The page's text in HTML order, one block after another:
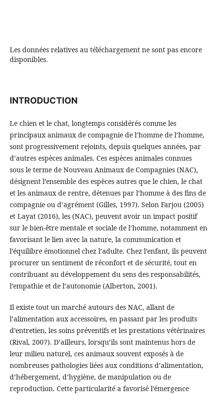
Les données relatives au téléchargement ne sont pas encore
disponibles.
INTRODUCTION
Le chien et le chat, longtemps considérés comme les
principaux animaux de compagnie de l’homme de l’homme,
sont progressivement rejoints, depuis quelques années, par
d’autres espèces animales. Ces espèces animales connues
sous le terme de Nouveau Animaux de Compagnies (NAC),
désignent l’ensemble des espèces autres que le chien, le chat
et les animaux de rentre, détenues par l’homme à des fins de
compagnie ou d’agrément (Gilles, 1997). Selon Farjou (2005)
et Layat (2016), les (NAC), peuvent avoir un impact positif
sur le bien-être mentale et sociale de l’homme, notamment en
favorisant le lien avec la nature, la communication et
l’équilibre émotionnel chez l’adulte. Chez l’enfant, ils peuvent
procurer un sentiment de réconfort et de sécurité, tout en
contribuant au développement du sens des responsabilités,
l’empathie et de l’autonomie (Alberton, 2001).
Il existe tout un marché autours des NAC, allant de
l’alimentation aux accessoires, en passant par les produits
d’entretien, les soins préventifs et les prestations vétérinaires
(Rival, 2007). D’ailleurs, lorsqu’ils sont maintenus hors de
leur milieu naturel, ces animaux souvent exposés à de
nombreuses pathologies liées aux conditions d’alimentation,
d’hébergement, d’hygiène, de manipulation ou de
reproduction. Cette particularité a favorisé l’émergence